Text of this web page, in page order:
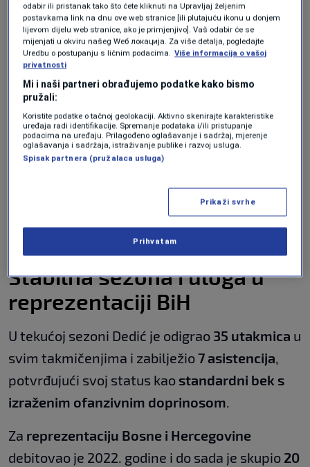
Povratak iz Marseillea, ali
bez mjesta za Svjetsko
klupsko prvenstvo
Amar Dedić
se prošle sedmice vratio u
Salzburg nakon četveromjesečne posudbe u
Olympique Marseilleu, no uprkos povratku nije
. Ovaj detalj dodatno je podgrijao
nagađanja o njegovom skorom odlasku iz
Stabilna sezona i uloga u
reprezentaciji BiH
U tekućoj sezoni Dedić je odigrao 35 utakmica u
svim takmičenjima i zabilježio7 asistencija,
potvrđujući svoj status kao standardni bek s
izraženim ofanzivnim doprinosom.
Za reprezentaciju Bosne i Hercegovine
debitovao je 2022. godine i do sada je skupio 20
odabir ili pristanak tako što ćete kliknuti na Upravljaj željenim
postavkama link na dnu ove web stranice [ili plutajuću ikonu u donjem
lijevom dijelu web stranice, ako je primjenjivo]. Vaš odabir će se
mijenjati u okviru našeg Wеб локација. Za više detalja, pogledajte
Uredbu o postupanju s ličnim podacima. Više informacija o vašoj
privatnosti
Mi i naši partneri obrađujemo podatke kako bismo
pružali:
Koristite podatke o tačnoj geolokaciji. Aktivno skenirajte karakteristike
uređaja radi identifikacije. Spremanje podataka i/ili pristupanje
podacima na uređaju. Prilagođeno oglašavanje i sadržaj, mjerenje
oglašavanja i sadržaja, istraživanje publike i razvoj usluga.
Spisak partnera (pružalaca usluga)
Prikaži svrhe
Prihvatam